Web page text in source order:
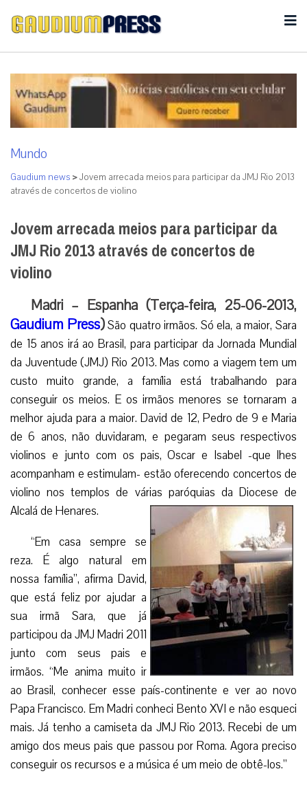
Mundo
Gaudium news >Jovem arrecada meios para participar da JMJ Rio 2013
através de concertos de violino
Jovem arrecada meios para participar da
JMJ Rio 2013 através de concertos de
violino
Madri – Espanha (Terça-feira, 25-06-2013,
Gaudium Press)São quatro irmãos. Só ela, a maior, Sara
de 15 anos irá ao Brasil, para participar da Jornada Mundial
da Juventude (JMJ) Rio 2013. Mas como a viagem tem um
custo muito grande, a família está trabalhando para
conseguir os meios. E os irmãos menores se tornaram a
melhor ajuda para a maior. David de 12, Pedro de 9 e Maria
de 6 anos, não duvidaram, e pegaram seus respectivos
violinos e junto com os pais, Oscar e Isabel -que lhes
acompanham e estimulam- estão oferecendo concertos de
violino nos templos de várias paróquias da Diocese de
Alcalá de Henares.
“Em casa sempre se
reza. É algo natural em
nossa família”, afirma David,
que está feliz por ajudar a
sua irmã Sara, que já
participou da JMJ Madri 2011
junto com seus pais e
irmãos. “Me anima muito ir
ao Brasil, conhecer esse país-continente e ver ao novo
Papa Francisco. Em Madri conheci Bento XVI e não esqueci
mais. Já tenho a camiseta da JMJ Rio 2013. Recebi de um
amigo dos meus pais que passou por Roma. Agora preciso
conseguir os recursos e a música é um meio de obtê-los.”